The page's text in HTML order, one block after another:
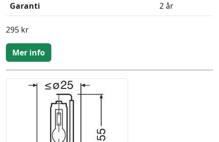
Garanti
2 år
295 kr
Mer info